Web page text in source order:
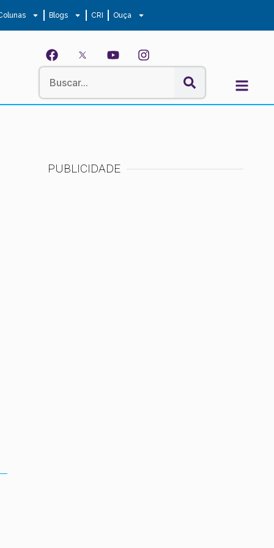
Blogs CRI Ouça
PUBLICIDADE